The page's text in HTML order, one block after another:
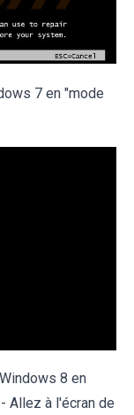
7 en "mode
8 en
Allez à l'écran de